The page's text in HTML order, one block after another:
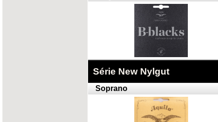
Série New Nylgut
Soprano